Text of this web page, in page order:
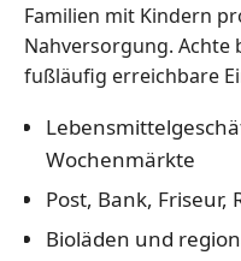
Familien mit Kindern
Nahversorgung. Achte
fußläufig erreichbare
Wochenmärkte
Post, Bank, Friseur,
Bioläden und